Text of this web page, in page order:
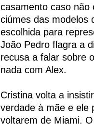
casamento caso não
ciúmes das modelos
escolhida para
João Pedro flagra a
recusa a falar sobre
nada com Alex.
Cristina volta a
verdade à mãe e ele
voltarem de Miami.